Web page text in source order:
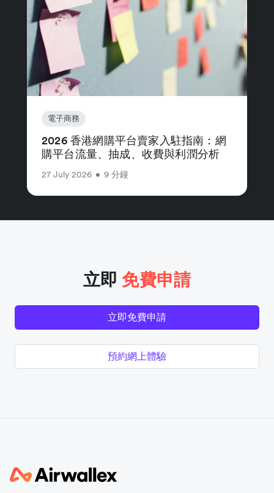
電子商務
2026 香港網購平台賣家入駐指南：網
購平台流量、抽成、收費與利潤分析
27 July 2026 • 9 分鐘
立即免費申請
立即免費申請
預約網上體驗